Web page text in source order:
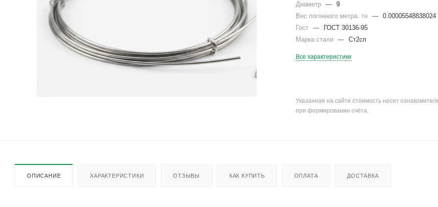
Диаметр
—
9
Вес погонного метра. тн
—
0.00005548838024
Гост
—
ГОСТ 30136-95
Марка стали
— Ст2сп
Все характеристики
Указанная на сайте стоимость носит
при формировании счёта.
ОПИСАНИЕ ХАРАКТЕРИСТИКИ ОТЗЫВЫ КАК КУПИТЬ ОПЛАТА ДОСТАВКА